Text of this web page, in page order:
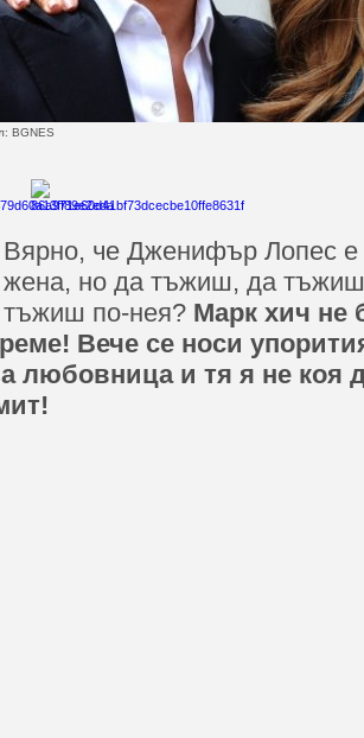
BGNES
Вярно, че Дженифър Лопес е
жена, но да тъжиш, да
тъжиш по-нея? Марк хич не
Вече се носи
любовница и тя я не коя